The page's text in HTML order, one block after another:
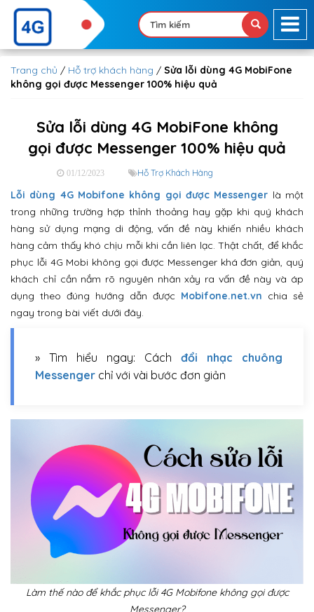
Trang chủ / Hỗ trợ khách hàng / Sửa lỗi dùng 4G MobiFone
không gọi được Messenger 100% hiệu quả
Sửa lỗi dùng 4G MobiFone không
gọi được Messenger 100% hiệu quả
01/12/2023 Hỗ Trợ Khách Hàng
Lỗi dùng 4G Mobifone không gọi được Messenger là một
trong những trường hợp thỉnh thoảng hay gặp khi quý khách
hàng sử dụng mạng di động, vấn đề này khiến nhiều khách
hàng cảm thấy khó chịu mỗi khi cần liên lạc. Thật chất, để khắc
phục lỗi 4G Mobi không gọi được Messenger khá đơn giản, quý
khách chỉ cần nắm rõ nguyên nhân xảy ra vấn đề này và áp
dụng theo đúng hướng dẫn được Mobifone.net.vn chia sẻ
ngay trong bài viết dưới đây.
» Tìm hiểu ngay: Cách đổi nhạc chuông
Messenger chỉ với vài bước đơn giản
Làm thế nào để khắc phục lỗi 4G Mobifone không gọi được
Messenger?